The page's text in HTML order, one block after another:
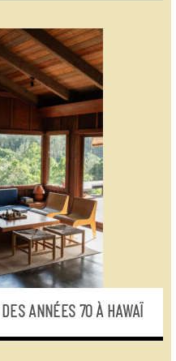
ANNÉES 70 À HAWAÏ